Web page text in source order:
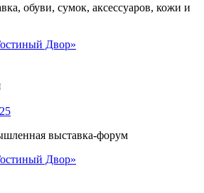
обуви, сумок, аксессуаров, кожи и
Двор»
выставка-форум
Двор»